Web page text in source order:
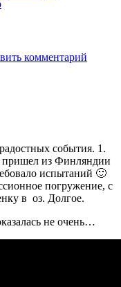
комментарий
события. 1.
пришел из Финляндии
испытаний 🙂
погружение, с
в оз. Долгое.
не очень…